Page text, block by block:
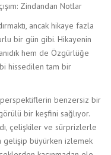
Zindandan Notlar
ancak hikaye fazla
bir gün gibi. Hikayenin
hem de Özgürlüğe
hissedilen tam bir
benzersiz bir
bir keşfini sağlıyor.
çelişkiler ve sürprizlerle
gelişip büyürken izlemek